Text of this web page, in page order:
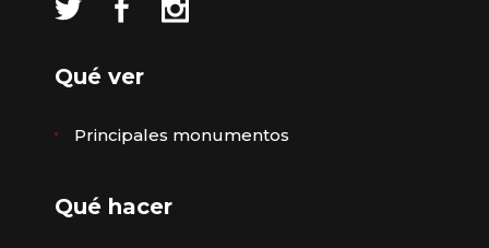
Qué ver
Principales monumentos
Qué hacer